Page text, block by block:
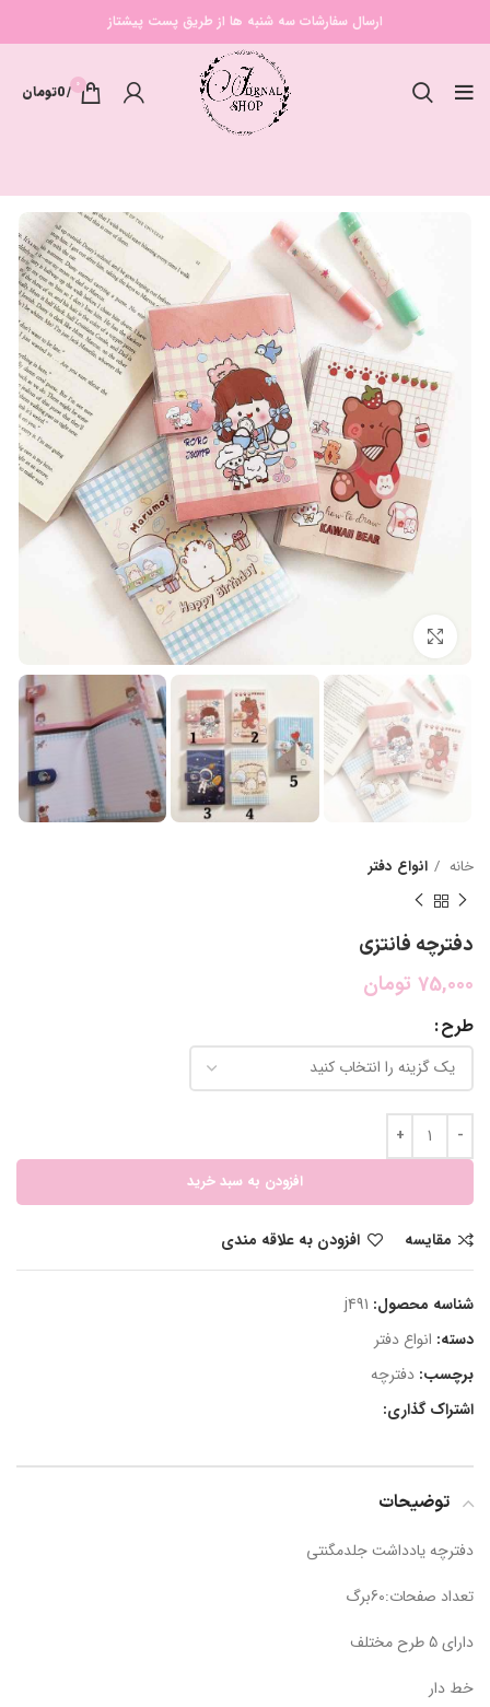
ارسال سفارشات سه شنبه ها از طریق پست پیشتاز
0
/
0تومان
خانه انواع دفتر
دفترچه فانتزی
75,000 تومان
طرح
افزودن به سبد خرید
مقایسه افزودن به علاقه مندی
شناسه محصول: j491
دسته: انواع دفتر
برچسب: دفترچه
اشتراک گذاری:
توضیحات
دفترچه یادداشت جلدمگنتی
تعداد صفحات:60برگ
دارای 5 طرح مختلف
خط دار